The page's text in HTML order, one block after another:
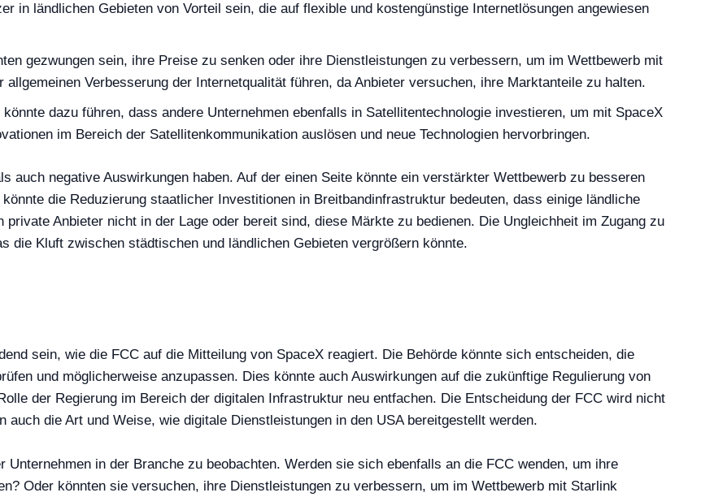
in ländlichen Gebieten von Vorteil sein, die auf flexible und kostengünstige Internetlösungen angewiesen
gezwungen sein, ihre Preise zu senken oder ihre Dienstleistungen zu verbessern, um im Wettbewerb mit
Verbesserung der Internetqualität führen, da Anbieter versuchen, ihre Marktanteile zu halten.
dazu führen, dass andere Unternehmen ebenfalls in Satellitentechnologie investieren, um mit SpaceX
im Bereich der Satellitenkommunikation auslösen und neue Technologien hervorbringen.
auch negative Auswirkungen haben. Auf der einen Seite könnte ein verstärkter Wettbewerb zu besseren
die Reduzierung staatlicher Investitionen in Breitbandinfrastruktur bedeuten, dass einige ländliche
Anbieter nicht in der Lage oder bereit sind, diese Märkte zu bedienen. Die Ungleichheit im Zugang zu
die Kluft zwischen städtischen und ländlichen Gebieten vergrößern könnte.
sein, wie die FCC auf die Mitteilung von SpaceX reagiert. Die Behörde könnte sich entscheiden, die
und möglicherweise anzupassen. Dies könnte auch Auswirkungen auf die zukünftige Regulierung von
der Regierung im Bereich der digitalen Infrastruktur neu entfachen. Die Entscheidung der FCC wird nicht
die Art und Weise, wie digitale Dienstleistungen in den USA bereitgestellt werden.
in der Branche zu beobachten. Werden sie sich ebenfalls an die FCC wenden, um ihre
Oder könnten sie versuchen, ihre Dienstleistungen zu verbessern, um im Wettbewerb mit Starlink